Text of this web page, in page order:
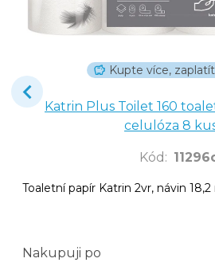
Kupte více,
Katrin Plus Toilet 160
celulóza 8
Kód :
Toaletní papír Katrin
Nakupuji po